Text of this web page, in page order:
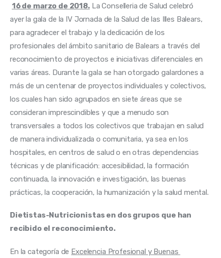
16 de marzo de 2018. La Conselleria de Salud celebró
ayer la gala de la IV Jornada de la Salud de las Illes Balears,
para agradecer el trabajo y la dedicación de los
profesionales del ámbito sanitario de Balears a través del
reconocimiento de proyectos e iniciativas diferenciales en
varias áreas. Durante la gala se han otorgado galardones a
más de un centenar de proyectos individuales y colectivos,
los cuales han sido agrupados en siete áreas que se
consideran imprescindibles y que a menudo son
transversales a todos los colectivos que trabajan en salud
de manera individualizada o comunitaria, ya sea en los
hospitales, en centros de salud o en otras dependencias
técnicas y de planificación: accesibilidad, la formación
continuada, la innovación e investigación, las buenas
prácticas, la cooperación, la humanización y la salud mental.
Dietistas-Nutricionistas en dos grupos que han
recibido el reconocimiento.
En la categoría de Excelencia Profesional y Buenas